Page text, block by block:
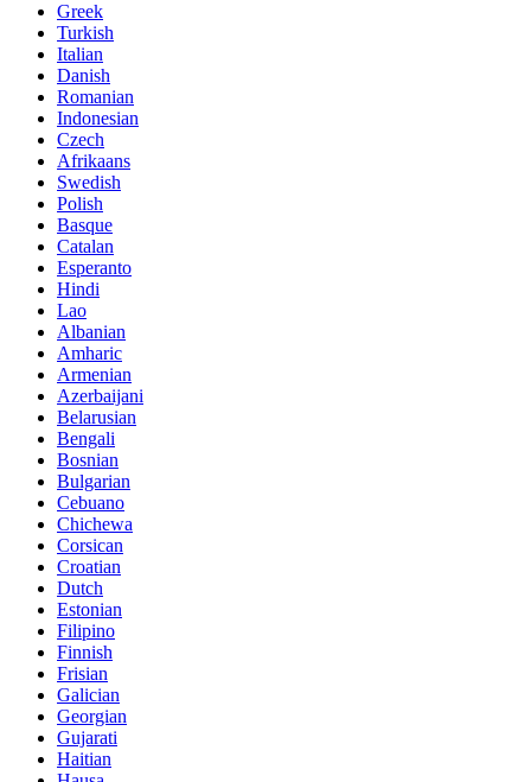
Greek
Turkish
Italian
Danish
Romanian
Indonesian
Czech
Afrikaans
Swedish
Polish
Basque
Catalan
Esperanto
Hindi
Lao
Albanian
Amharic
Armenian
Azerbaijani
Belarusian
Bengali
Bosnian
Bulgarian
Cebuano
Chichewa
Corsican
Croatian
Dutch
Estonian
Filipino
Finnish
Frisian
Galician
Georgian
Gujarati
Haitian